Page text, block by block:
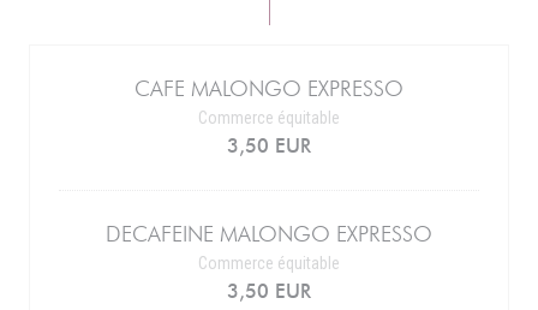
CAFE MALONGO EXPRESSO
Commerce équitable
3,50 EUR
DECAFEINE MALONGO EXPRESSO
Commerce équitable
3,50 EUR